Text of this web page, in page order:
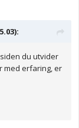
du utvider
med erfaring, er